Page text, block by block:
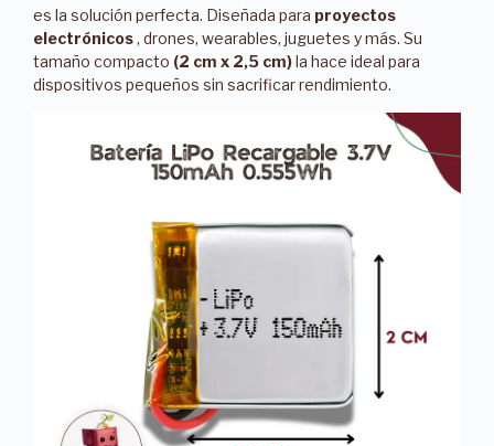
es la solución perfecta. Diseñada para proyectos
electrónicos, drones, wearables, juguetes y más. Su
tamaño compacto (2 cm x 2,5 cm)la hace ideal para
dispositivos pequeños sin sacrificar rendimiento.